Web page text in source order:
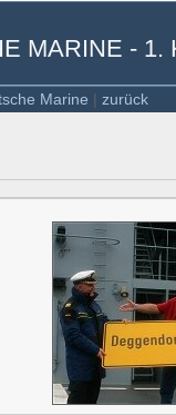
MARINE -
Marine | zurück